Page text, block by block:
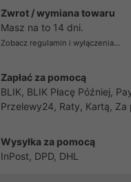
Zwrot / wymiana towaru
Masz na to 14 dni.
Zobacz regulamin i wyłączenia...
Zapłać za pomocą
BLIK, BLIK Płacę Później,
Przelewy24, Raty, Kartą, Za
Wysyłka za pomocą
InPost, DPD, DHL